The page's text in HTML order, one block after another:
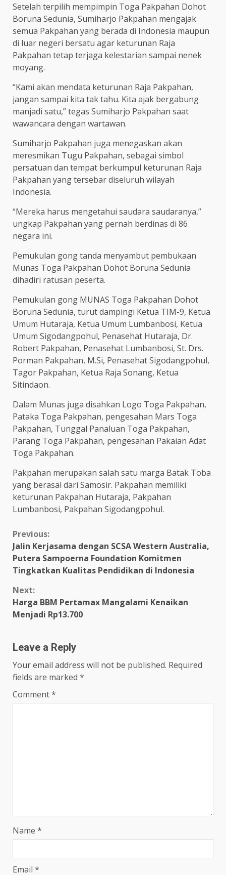
Setelah terpilih mempimpin Toga Pakpahan Dohot
Boruna Sedunia, Sumiharjo Pakpahan mengajak
semua Pakpahan yang berada di Indonesia maupun
di luar negeri bersatu agar keturunan Raja
Pakpahan tetap terjaga kelestarian sampai nenek
moyang.
“Kami akan mendata keturunan Raja Pakpahan,
jangan sampai kita tak tahu. Kita ajak bergabung
manjadi satu,” tegas Sumiharjo Pakpahan saat
wawancara dengan wartawan.
Sumiharjo Pakpahan juga menegaskan akan
meresmikan Tugu Pakpahan, sebagai simbol
persatuan dan tempat berkumpul keturunan Raja
Pakpahan yang tersebar diseluruh wilayah
Indonesia.
“Mereka harus mengetahui saudara saudaranya,”
ungkap Pakpahan yang pernah berdinas di 86
negara ini.
Pemukulan gong tanda menyambut pembukaan
Munas Toga Pakpahan Dohot Boruna Sedunia
dihadiri ratusan peserta.
Pemukulan gong MUNAS Toga Pakpahan Dohot
Boruna Sedunia, turut dampingi Ketua TIM-9, Ketua
Umum Hutaraja, Ketua Umum Lumbanbosi, Ketua
Umum Sigodangpohul, Penasehat Hutaraja, Dr.
Robert Pakpahan, Penasehat Lumbanbosi, St. Drs.
Porman Pakpahan, M.Si, Penasehat Sigodangpohul,
Tagor Pakpahan, Ketua Raja Sonang, Ketua
Sitindaon.
Dalam Munas juga disahkan Logo Toga Pakpahan,
Pataka Toga Pakpahan, pengesahan Mars Toga
Pakpahan, Tunggal Panaluan Toga Pakpahan,
Parang Toga Pakpahan, pengesahan Pakaian Adat
Toga Pakpahan.
Pakpahan merupakan salah satu marga Batak Toba
yang berasal dari Samosir. Pakpahan memiliki
keturunan Pakpahan Hutaraja, Pakpahan
Lumbanbosi, Pakpahan Sigodangpohul.
Continue
Reading
Previous:
Jalin Kerjasama dengan SCSA Western Australia,
Putera Sampoerna Foundation Komitmen
Tingkatkan Kualitas Pendidikan di Indonesia
Next:
Harga BBM Pertamax Mangalami Kenaikan
Menjadi Rp13.700
Leave a Reply
Your email address will not be published. Required
fields are marked *
Comment*
Name *
Email *